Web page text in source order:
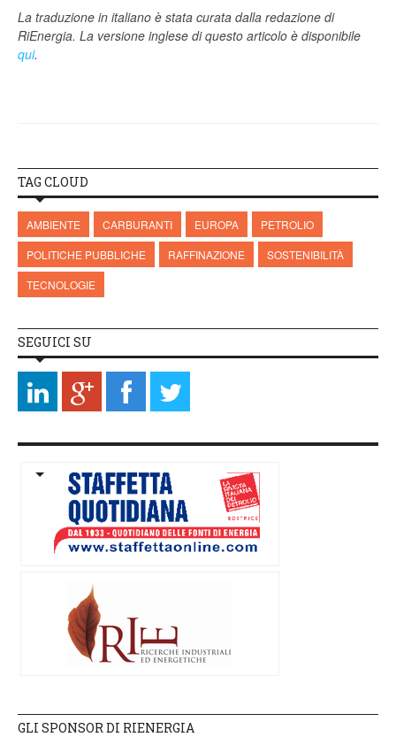
La traduzione in italiano è stata curata dalla redazione di
RiEnergia. La versione inglese di questo articolo è disponibile
qui.
TAG CLOUD
AMBIENTE CARBURANTI EUROPA
PETROLIO
POLITICHE PUBBLICHE
RAFFINAZIONE
SOSTENIBILITÀ
TECNOLOGIE
SEGUICI SU
GLI SPONSOR DI RIENERGIA